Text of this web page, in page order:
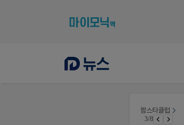
팜스타클럽
3/8
근육통은 오래가니깐!